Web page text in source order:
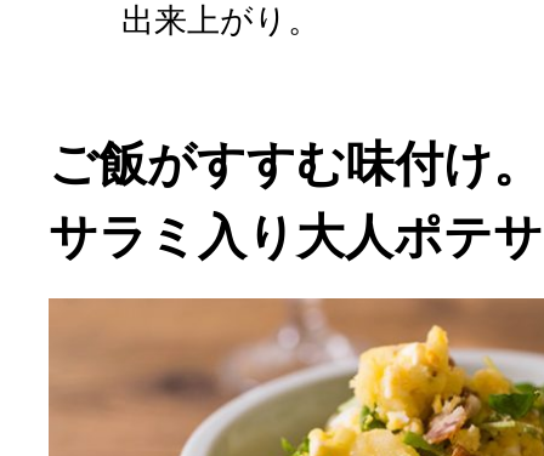
出来上がり。
ご飯がすすむ味付け
サラミ入り大人ポテ